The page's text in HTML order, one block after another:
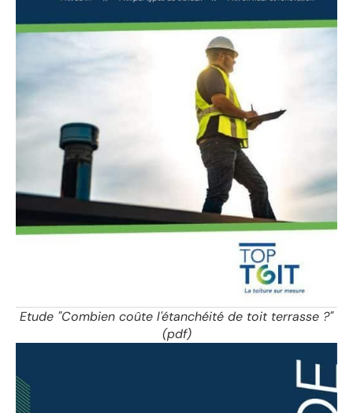
Etude "Combien coûte l'étanchéité de toit terrasse ?"
(pdf)